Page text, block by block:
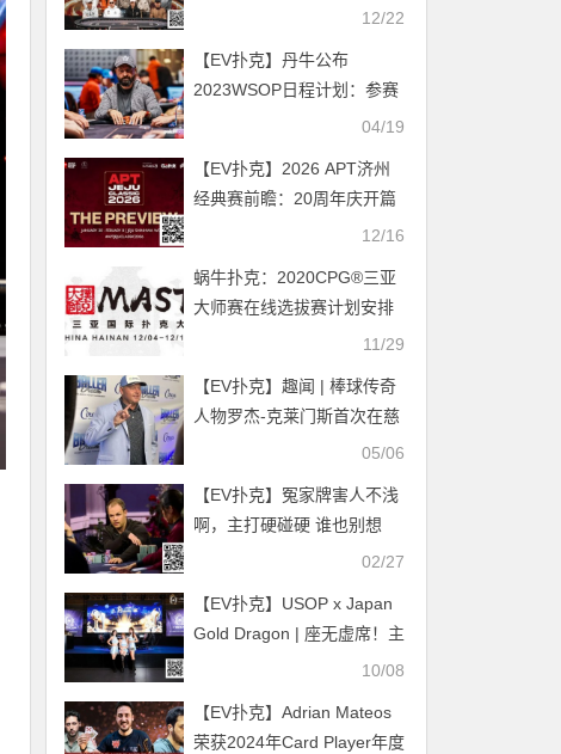
怪巨筹赛夺冠，“红酒姐”加
12/22
【EV扑克】丹牛公布
2023WSOP日程计划：参赛
88场，准备资金100万刀04/19
【EV扑克】2026 APT济州
经典赛前瞻：20周年庆开篇
大戏！10天99场赛事，49亿
12/16
蜗牛扑克：2020CPG®三亚
大师赛在线选拔赛计划安排
11/29
【EV扑克】趣闻 | 棒球传奇
人物罗杰-克莱门斯首次在慈
05/06
【EV扑克】冤家牌害人不浅
啊，主打硬碰硬 谁也别想
02/27
【EV扑克】USOP x Japan
Gold Dragon | 座无虚席！主
赛AB组共539人次参赛，今
就位
10/08
【EV扑克】Adrian Mateos
荣获2024年Card Player年度